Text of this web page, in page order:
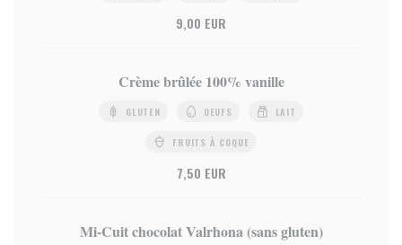
9,00 EUR
Crème brûlée 100% vanille
GLUTEN OEUFS LAIT
FRUITS À COQUE
7,50 EUR
Mi-Cuit chocolat Valrhona (sans gluten)